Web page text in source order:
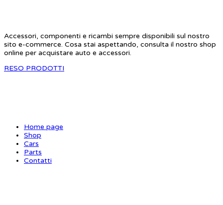
Accessori, componenti e ricambi sempre disponibili sul nostro
sito e-commerce. Cosa stai aspettando, consulta il nostro shop
online per acquistare auto e accessori.
RESO PRODOTTI
Home page
Shop
Cars
Parts
Contatti